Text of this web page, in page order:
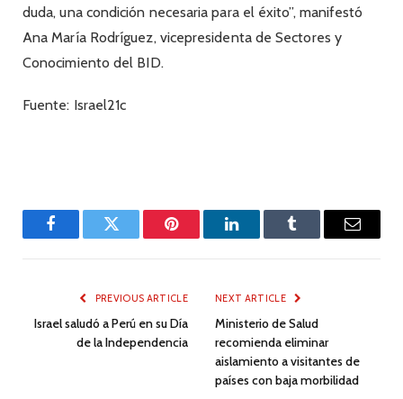
duda, una condición necesaria para el éxito”, manifestó
Ana María Rodríguez, vicepresidenta de Sectores y
Conocimiento del BID.
Fuente: Israel21c
FacebookTwitter Pinterest LinkedInTumblr Email
PREVIOUS ARTICLE
Israel saludó a Perú en su Día
de la Independencia
NEXT ARTICLE
Ministerio de Salud
recomienda eliminar
aislamiento a visitantes de
países con baja morbilidad